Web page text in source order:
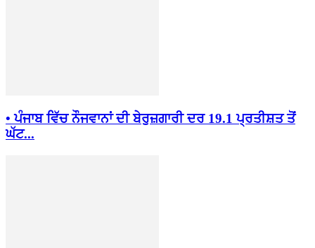
• ਪੰਜਾਬ ਵਿੱਚ ਨੌਜਵਾਨਾਂ ਦੀ ਬੇਰੁਜ਼ਗਾਰੀ ਦਰ 19.1 ਪ੍ਰਤੀਸ਼ਤ ਤੋਂ
ਘੱਟ...